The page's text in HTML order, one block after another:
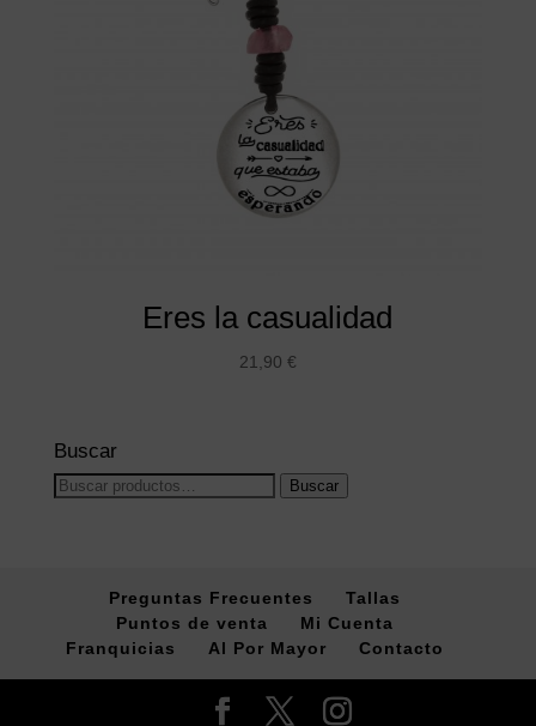
Eres la casualidad
21,90 €
Buscar
Buscar
Buscar
Preguntas Frecuentes
Tallas
Puntos de venta
Mi Cuenta
Franquicias
Al Por Mayor Contacto